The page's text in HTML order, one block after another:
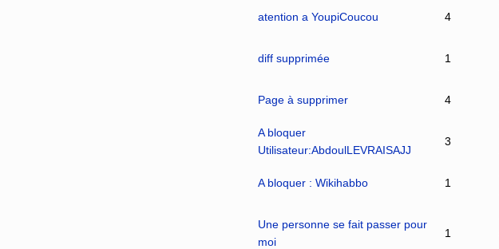
atention a YoupiCoucou 4
diff supprimée 1
Page à supprimer 4
A bloquer
Utilisateur:AbdoulLEVRAISAJJ
3
A bloquer : Wikihabbo 1
Une personne se fait passer pour
moi
1